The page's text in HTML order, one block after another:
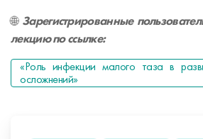
🌐 Зарегистрированные
лекцию по ссылке:
«Роль инфекции малого таза в
осложнений»